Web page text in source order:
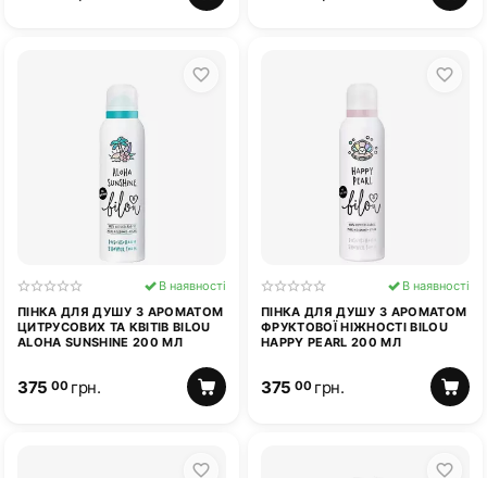
ПІНКА ДЛЯ ДУШУ З АРОМАТОМ
ЦИТРУСОВИХ ТА КВІТІВ BILOU
ALOHA SUNSHINE 200 МЛ
В наявності
375 00 грн.
ПІНКА ДЛЯ ДУШУ З АРОМАТОМ
ФРУКТОВОЇ НІЖНОСТІ BILOU
HAPPY PEARL 200 МЛ
В наявності
375 00 грн.